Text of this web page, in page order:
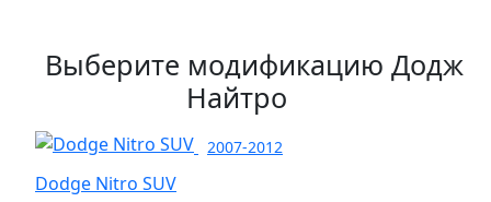
Выберите модификацию Додж
Найтро
2007-2012
Dodge Nitro SUV